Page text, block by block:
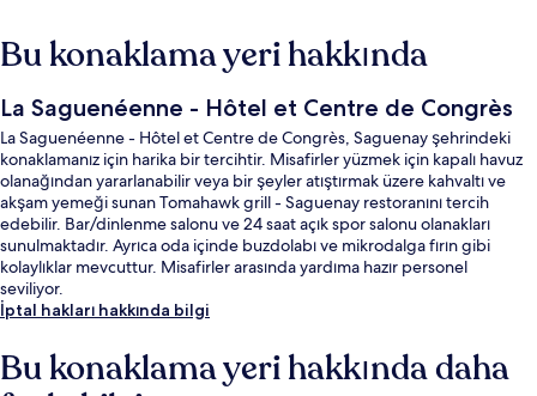
Bu konaklama yeri hakkında
La Saguenéenne - Hôtel et Centre de Congrès
La Saguenéenne - Hôtel et Centre de Congrès, Saguenay şehrindeki
konaklamanız için harika bir tercihtir. Misafirler yüzmek için kapalı havuz
olanağından yararlanabilir veya bir şeyler atıştırmak üzere kahvaltı ve
akşam yemeği sunan Tomahawk grill - Saguenay restoranını tercih
edebilir. Bar/dinlenme salonu ve 24 saat açık spor salonu olanakları
sunulmaktadır. Ayrıca oda içinde buzdolabı ve mikrodalga fırın gibi
kolaylıklar mevcuttur. Misafirler arasında yardıma hazır personel
seviliyor.
İptal hakları hakkında bilgi
Bu konaklama yeri hakkında daha